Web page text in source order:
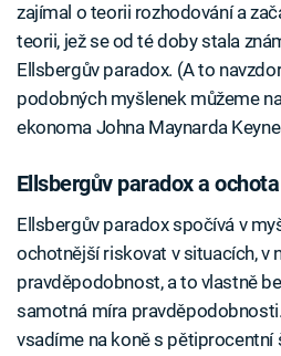
zajímal o teorii rozhodování a
teorii, jež se od té doby stala
Ellsbergův paradox. (A to
podobných myšlenek můžeme
ekonoma Johna Maynarda
Ellsbergův paradox a
Ellsbergův paradox spočívá v
ochotnější riskovat v situacích, v
pravděpodobnost, a to vlastně
samotná míra
vsadíme na koně s pětiprocentní